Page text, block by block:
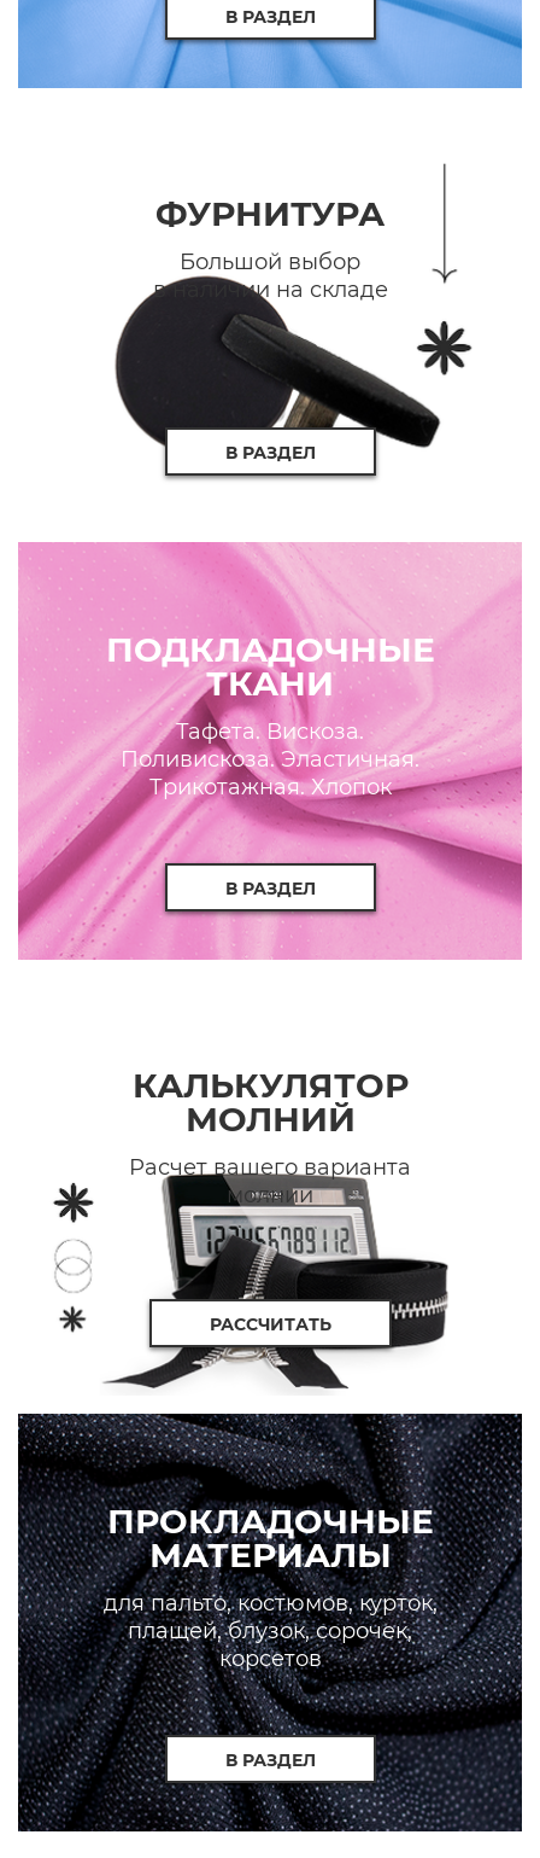
В РАЗДЕЛ
ФУРНИТУРА
Большой выбор
в наличии на складе
В РАЗДЕЛ
ПОДКЛАДОЧНЫЕ
ТКАНИ
Тафета. Вискоза.
Поливискоза. Эластичная.
Трикотажная. Хлопок
В РАЗДЕЛ
КАЛЬКУЛЯТОР
МОЛНИЙ
Расчет вашего варианта
молнии
РАССЧИТАТЬ
ПРОКЛАДОЧНЫЕ
МАТЕРИАЛЫ
для пальто, костюмов, курток,
плащей, блузок, сорочек,
корсетов
В РАЗДЕЛ